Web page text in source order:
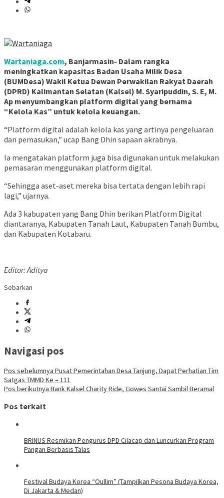
Wartaniaga.com, Banjarmasin- Dalam rangka
meningkatkan kapasitas Badan Usaha Milik Desa
(BUMDesa) Wakil Ketua Dewan Perwakilan Rakyat Daerah
(DPRD) Kalimantan Selatan (Kalsel) M. Syaripuddin, S. E, M.
Ap menyumbangkan platform digital yang bernama
“Kelola Kas” untuk kelola keuangan.
“Platform digital adalah kelola kas yang artinya pengeluaran
dan pemasukan,” ucap Bang Dhin sapaan akrabnya.
Ia mengatakan platform juga bisa digunakan untuk melakukan
pemasaran menggunakan platform digital.
“Sehingga aset-aset mereka bisa tertata dengan lebih rapi
lagi,” ujarnya.
Ada 3 kabupaten yang Bang Dhin berikan Platform Digital
diantaranya, Kabupaten Tanah Laut, Kabupaten Tanah Bumbu,
dan Kabupaten Kotabaru.
Editor: Aditya
Sebarkan
Navigasi pos
Pos sebelumnya Pusat Pemerintahan Desa Tanjung, Dapat Perhatian Tim
Satgas TMMD Ke – 111
Pos berikutnya Bank Kalsel Charity Ride, Gowes Santai Sambil Beramal
Pos terkait
BRINUS Resmikan Pengurus DPD Cilacap dan Luncurkan Program
Pangan Berbasis Talas
Festival Budaya Korea “Oullim” (Tampilkan Pesona Budaya Korea,
Di Jakarta & Medan)